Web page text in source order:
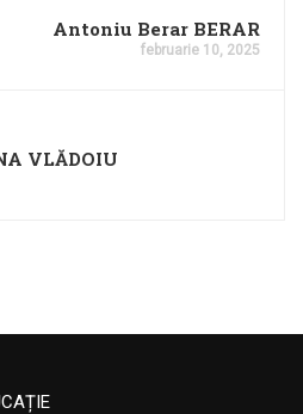
Antoniu Berar BERAR
februarie 10, 2025
VLĂDOIU